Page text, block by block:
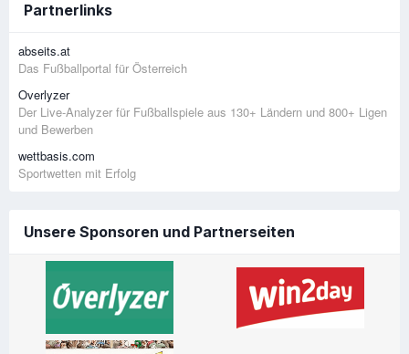
Partnerlinks
abseits.at
Das Fußballportal für Österreich
Overlyzer
Der Live-Analyzer für Fußballspiele aus 130+ Ländern und 800+ Ligen
und Bewerben
wettbasis.com
Sportwetten mit Erfolg
Unsere Sponsoren und Partnerseiten